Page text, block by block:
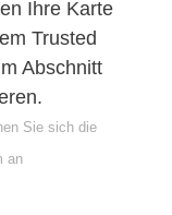
Ihre Karte
Trusted
Abschnitt
Sie sich die
an